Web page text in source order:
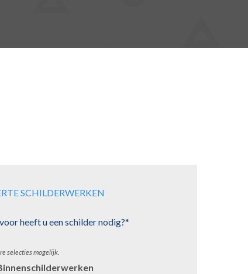
SCHILDERWERKEN
heeft u een schilder nodig?*
selecties mogelijk.